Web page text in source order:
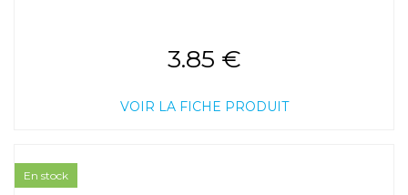
3.85 €
VOIR LA FICHE PRODUIT
En stock